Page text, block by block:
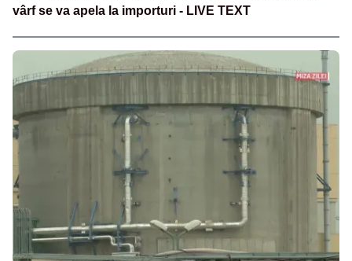
vârf se va apela la importuri - LIVE TEXT